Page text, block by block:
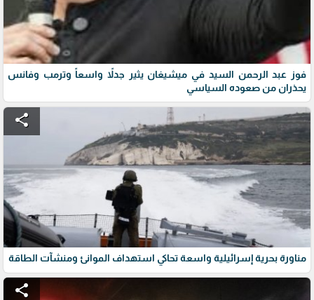
فوز عبد الرحمن السيد في ميشيغان يثير جدلاً واسعاً وترمب وفانس
يحذران من صعوده السياسي
share
مناورة بحرية إسرائيلية واسعة تحاكي استهداف الموانئ ومنشآت الطاقة
share